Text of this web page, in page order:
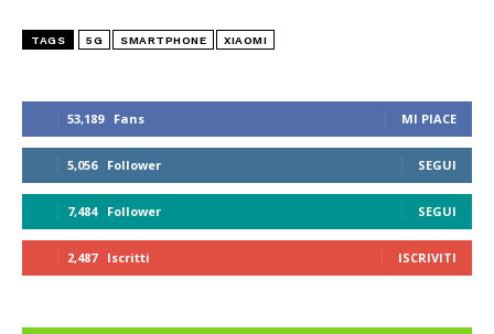
53,189 Fans MI PIACE
5,056 Follower SEGUI
7,484 Follower SEGUI
2,487 Iscritti ISCRIVITI
TAGS 5G SMARTPHONE XIAOMI